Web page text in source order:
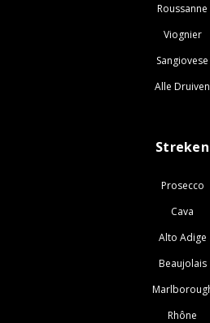
Roussanne
Viognier
Sangiovese
Alle Druiven
Streken
Prosecco
Cava
Alto Adige
Beaujolais
Rhône